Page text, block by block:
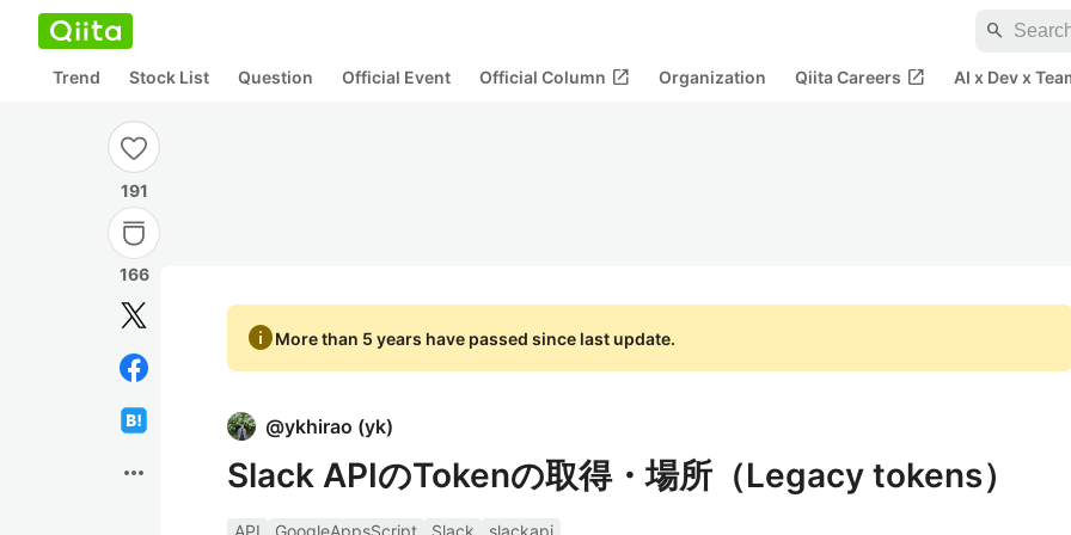
search
Trend Stock List Question Official Event Official Column open_in_new Organization Qiita Careers open_in_new AI x Dev x
191
166
more_horiz
infoMore than 5 years have passed since last update.
@ykhirao (yk)
Slack APIのTokenの取得・場所（Legacy tokens）
API GoogleAppsScript Slack
slackapi